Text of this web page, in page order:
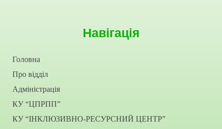
Навігація
Головна
Про відділ
Адміністрація
КУ “ЦПРПП”
КУ “ІНКЛЮЗИВНО-РЕСУРСНИЙ ЦЕНТР”